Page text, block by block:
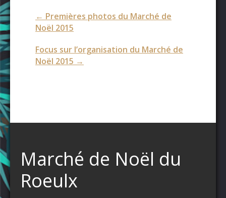
Post
navigation
← Premières photos du Marché de
Noël 2015
Focus sur l’organisation du Marché de
Noël 2015 →
Marché de Noël du
Roeulx